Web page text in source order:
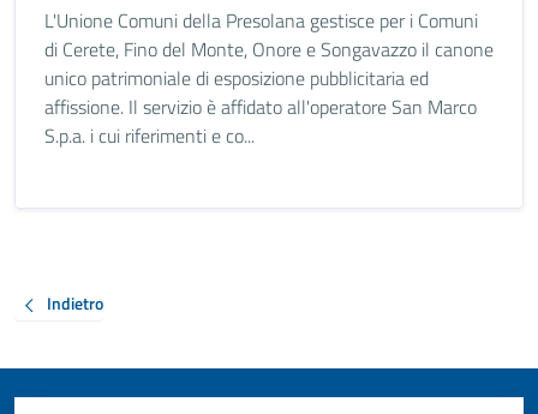
L'Unione Comuni della Presolana gestisce per i Comuni
di Cerete, Fino del Monte, Onore e Songavazzo il canone
unico patrimoniale di esposizione pubblicitaria ed
affissione. Il servizio è affidato all'operatore San Marco
S.p.a. i cui riferimenti e co...
Indietro